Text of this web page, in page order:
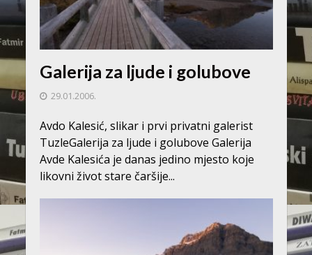
Galerija za ljude i golubove
29.01.2006.
Avdo Kalesić, slikar i prvi privatni galerist
TuzleGalerija za ljude i golubove Galerija
Avde Kalesića je danas jedino mjesto koje
likovni život stare čaršije...